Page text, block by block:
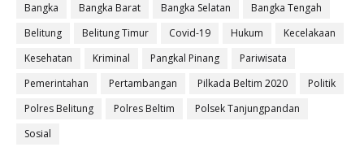
Bangka Bangka Barat Bangka Selatan
Bangka Tengah
Belitung
Belitung Timur Covid-19 Hukum
Kecelakaan
Kesehatan
Kriminal Pangkal Pinang
Pariwisata
Pemerintahan
Pertambangan Pilkada Beltim 2020
Politik
Polres Belitung
Polres Beltim
Polsek Tanjungpandan
Sosial